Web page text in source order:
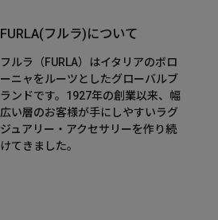
FURLA(フルラ)について
フルラ（FURLA）はイタリアのボロ
ーニャをルーツとしたグローバルブ
ランドです。1927年の創業以来、幅
広い層のお客様が手にしやすいラグ
ジュアリー・アクセサリーを作り続
けてきました。